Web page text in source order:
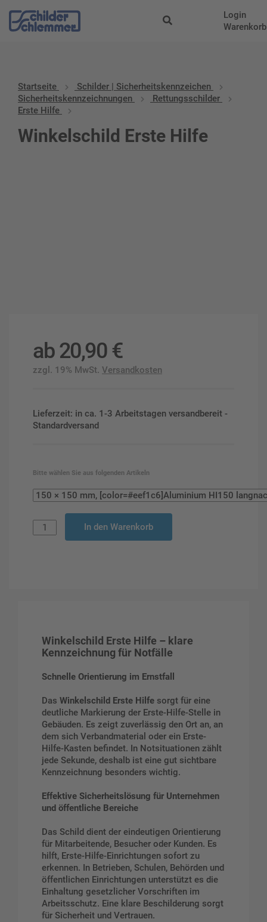
Login
Warenkorb
Startseite
Schilder | Sicherheitskennzeichen
Sicherheitskennzeichnungen
Rettungsschilder
Erste Hilfe
Winkelschild Erste Hilfe
ab20,90 €
zzgl. 19% MwSt. Versandkosten
Lieferzeit: in ca. 1-3 Arbeitstagen versandbereit -
Standardversand
Bitte wählen Sie aus folgenden Artikeln
In den Warenkorb
Winkelschild Erste Hilfe – klare
Kennzeichnung für Notfälle
Schnelle Orientierung im Ernstfall
Das Winkelschild Erste Hilfe sorgt für eine
deutliche Markierung der Erste-Hilfe-Stelle in
Gebäuden. Es zeigt zuverlässig den Ort an, an
dem sich Verbandmaterial oder ein Erste-
Hilfe-Kasten befindet. In Notsituationen zählt
jede Sekunde, deshalb ist eine gut sichtbare
Kennzeichnung besonders wichtig.
Effektive Sicherheitslösung für Unternehmen
und öffentliche Bereiche
Das Schild dient der eindeutigen Orientierung
für Mitarbeitende, Besucher oder Kunden. Es
hilft, Erste-Hilfe-Einrichtungen sofort zu
erkennen. In Betrieben, Schulen, Behörden und
öffentlichen Einrichtungen unterstützt es die
Einhaltung gesetzlicher Vorschriften im
Arbeitsschutz. Eine klare Beschilderung sorgt
für Sicherheit und Vertrauen.